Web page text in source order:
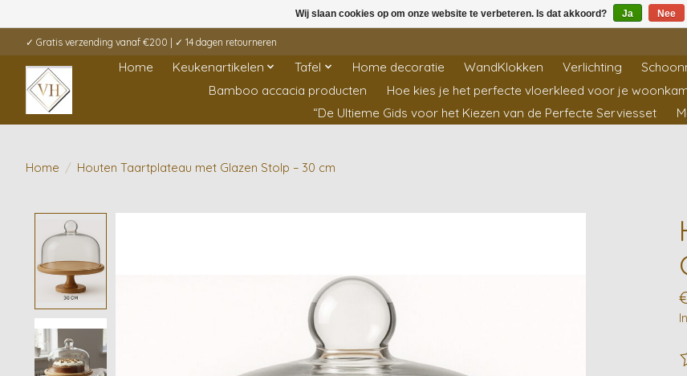
✓ Gratis verzending vanaf €200 | ✓ 14 dagen retourneren
Home Keukenartikelen Tafel Home decoratie WandKlokken Verlichting
Bamboo accacia producten
Hoe kies je het perfecte vloerkleed voor je
“De Ultieme Gids voor het Kiezen van de Perfecte Serviesset
Home / Houten Taartplateau met Glazen Stolp – 30 cm
Wij slaan cookies op om onze website te verbeteren. Is dat akkoord? Ja Nee